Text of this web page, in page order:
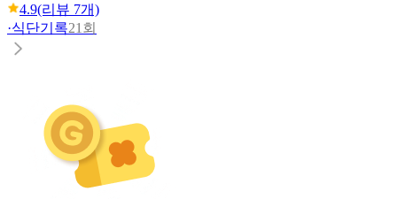
4.9(리뷰 7개)
·식단기록21회